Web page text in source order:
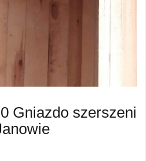
Gniazdo szerszeni